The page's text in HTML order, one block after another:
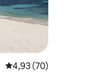
Μέση βαθμολογία:
4,93 (70)